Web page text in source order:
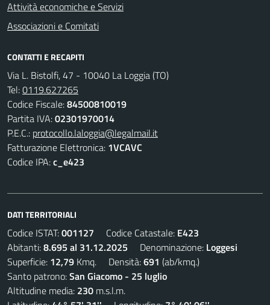
Attività economiche e Servizi
Associazioni e Comitati
CONTATTI E RECAPITI
Via L. Bistolfi, 47 - 10040 La Loggia (TO)
Tel:0119.627265
Codice Fiscale:84500810019
Partita IVA:02301970014
P.E.C.: protocollo.laloggia@legalmail.it
Fatturazione Elettronica: 1VCAVC
Codice IPA:c_e423
DATI TERRITORIALI
Codice ISTAT:001127 Codice Catastale: E423
Abitanti:8.695 al 31.12.2025 Denominazione: Loggesi
Superficie: 12,79 Kmq. Densità:691 (ab/kmq.)
Santo patrono:San Giacomo - 25 luglio
Altitudine media: 230 m.s.l.m.